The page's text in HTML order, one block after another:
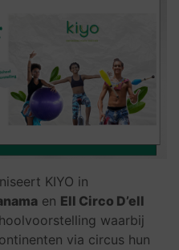
KIYO in
en Ell Circo D’ell
waarbij
via circus hun